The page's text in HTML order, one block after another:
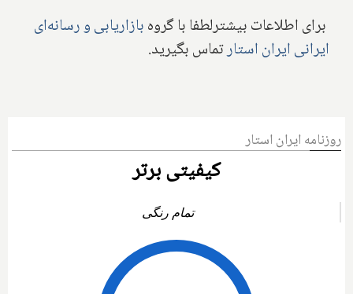
برای اطلاعات بیشترلطفا با گروهبازاریابی و رسانه‌ای
ایرانی ایران استارتماس بگیرید.
روزنامه ایران استار
کیفیتی برتر
تمام رنگی